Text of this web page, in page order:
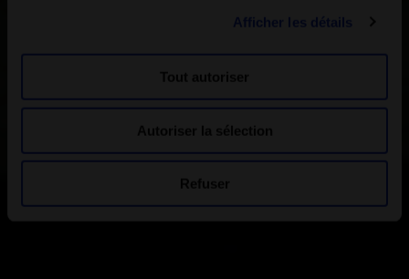
Afficher les détails
Tout autoriser
Autoriser la sélection
Refuser